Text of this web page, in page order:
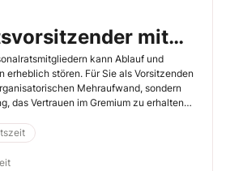
mit
umgehen
kann Ablauf und
erheblich stören. Für Sie als Vorsitzenden
Mehraufwand, sondern
das Vertrauen im Gremium zu erhalten
mit solchen Situationen um?